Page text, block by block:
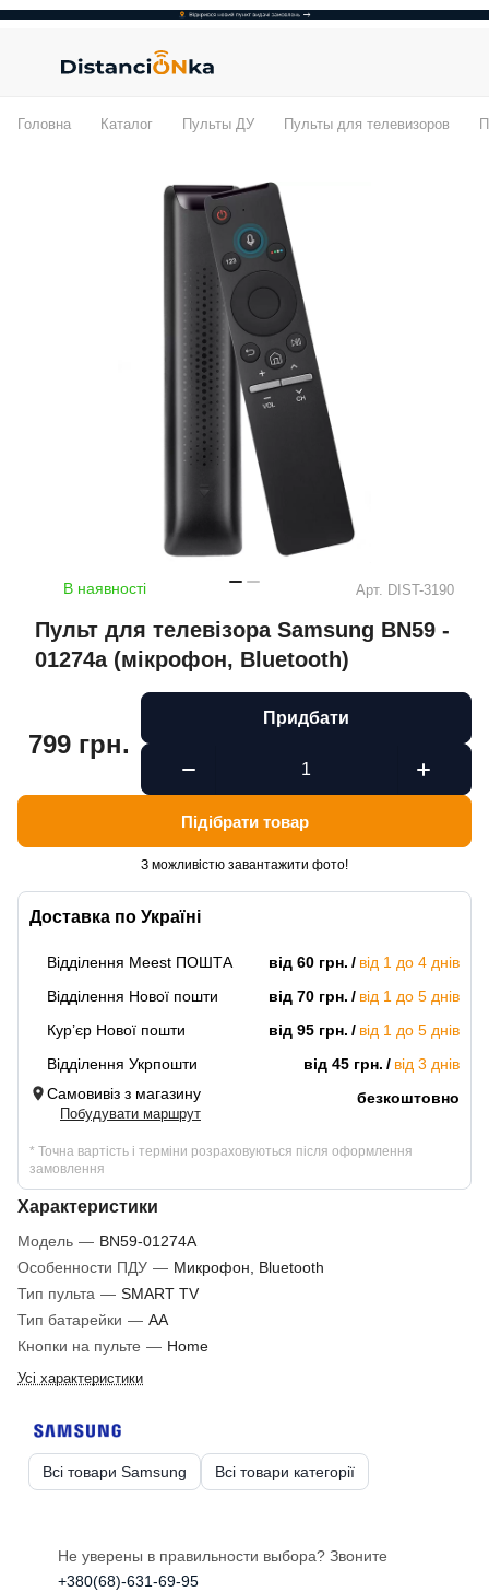
Головна Каталог Пульты ДУ Пульты для телевизоров
В наявності Арт. DIST-3190
Пульт для телевізора Samsung BN59 -
01274a (мікрофон, Bluetooth)
Доставка по Україні
Відділення Meest ПОШТА від 60 грн.
від 1 до 4 днів
Відділення Нової пошти
від 70 грн.
від 1 до 5 днів
Кур’єр Нової пошти
від 95 грн.
від 1 до 5 днів
Відділення Укрпошти
від 45 грн.
від 3 днів
Самовивіз з магазину
Побудувати маршрут
безкоштовно
* Точна вартість і терміни розраховуються після оформлення
замовлення
Характеристики
Модель — BN59-01274A
Особенности ПДУ — Микрофон, Bluetooth
Тип пульта — SMART TV
Тип батарейки — AA
Кнопки на пульте — Home
Усі характеристики
799 грн.
Придбати
Підібрати товар
З можливістю завантажити фото!
Всі товари Samsung Всі товари категорії
Не уверены в правильности выбора? Звоните
+380(68)-631-69-95